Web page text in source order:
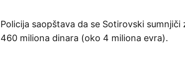
Policija saopštava da se Sotirovski
460 miliona dinara (oko 4 miliona evra).